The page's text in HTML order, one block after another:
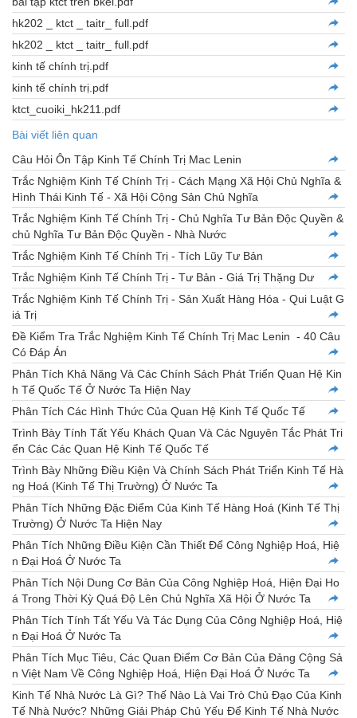
hk202 _ ktct _ taitr_ full.pdf
hk202 _ ktct _ taitr_ full.pdf
kinh tế chính trị.pdf
kinh tế chính trị.pdf
ktct_cuoiki_hk211.pdf
Bài viết liên quan
Câu Hỏi Ôn Tập Kinh Tế Chính Trị Mac Lenin
Trắc Nghiệm Kinh Tế Chính Trị - Cách Mạng Xã Hội Chủ Nghĩa &
Hình Thái Kinh Tế - Xã Hội Cộng Sản Chủ Nghĩa
Trắc Nghiệm Kinh Tế Chính Trị - Chủ Nghĩa Tư Bản Độc Quyền &
chủ Nghĩa Tư Bản Độc Quyền - Nhà Nước
Trắc Nghiệm Kinh Tế Chính Trị - Tích Lũy Tư Bản
Trắc Nghiệm Kinh Tế Chính Trị - Tư Bản - Giá Trị Thặng Dư
Trắc Nghiệm Kinh Tế Chính Trị - Sản Xuất Hàng Hóa - Qui Luật G
iá Trị
Đề Kiểm Tra Trắc Nghiệm Kinh Tế Chính Trị Mac Lenin - 40 Câu
Có Đáp Án
Phân Tích Khả Năng Và Các Chính Sách Phát Triển Quan Hệ Kin
h Tế Quốc Tế Ở Nước Ta Hiện Nay
Phân Tích Các Hình Thức Của Quan Hệ Kinh Tế Quốc Tế
Trình Bày Tính Tất Yếu Khách Quan Và Các Nguyên Tắc Phát Tri
ển Các Các Quan Hệ Kinh Tế Quốc Tế
Trình Bày Những Điều Kiện Và Chính Sách Phát Triển Kinh Tế Hà
ng Hoá (Kinh Tế Thị Trường) Ở Nước Ta
Phân Tích Những Đặc Điểm Của Kinh Tế Hàng Hoá (Kinh Tế Thị
Trường) Ở Nước Ta Hiện Nay
Phân Tích Những Điều Kiện Cần Thiết Để Công Nghiệp Hoá, Hiệ
n Đại Hoá Ở Nước Ta
Phân Tích Nội Dung Cơ Bản Của Công Nghiệp Hoá, Hiện Đại Ho
á Trong Thời Kỳ Quá Độ Lên Chủ Nghĩa Xã Hội Ở Nước Ta
Phân Tích Tính Tất Yếu Và Tác Dụng Của Công Nghiệp Hoá, Hiệ
n Đại Hoá Ở Nước Ta
Phân Tích Mục Tiêu, Các Quan Điểm Cơ Bản Của Đảng Cộng Sả
n Việt Nam Về Công Nghiệp Hoá, Hiện Đại Hoá Ở Nước Ta
Kinh Tế Nhà Nước Là Gì? Thế Nào Là Vai Trò Chủ Đạo Của Kinh
Tế Nhà Nước? Những Giải Pháp Chủ Yếu Để Kinh Tế Nhà Nước